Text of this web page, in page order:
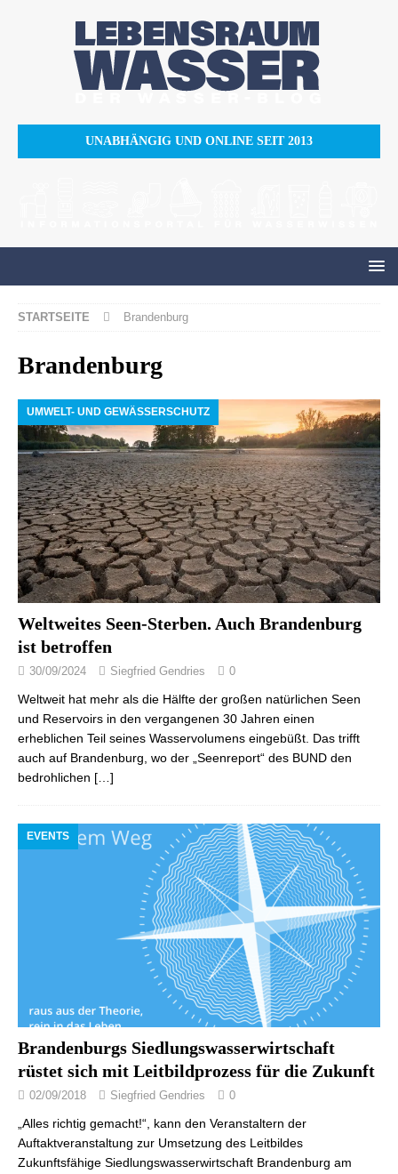
UNABHÄNGIG UND ONLINE SEIT 2013
STARTSEITE Brandenburg
Brandenburg
UMWELT- UND GEWÄSSERSCHUTZ
Weltweites Seen-Sterben. Auch Brandenburg
ist betroffen
30/09/2024 Siegfried Gendries 0
Weltweit hat mehr als die Hälfte der großen natürlichen Seen
und Reservoirs in den vergangenen 30 Jahren einen
erheblichen Teil seines Wasservolumens eingebüßt. Das trifft
auch auf Brandenburg, wo der „Seenreport“ des BUND den
bedrohlichen […]
EVENTS
Brandenburgs Siedlungswasserwirtschaft
rüstet sich mit Leitbildprozess für die Zukunft
02/09/2018 Siegfried Gendries 0
„Alles richtig gemacht!“, kann den Veranstaltern der
Auftaktveranstaltung zur Umsetzung des Leitbildes
Zukunftsfähige Siedlungswasserwirtschaft Brandenburg am